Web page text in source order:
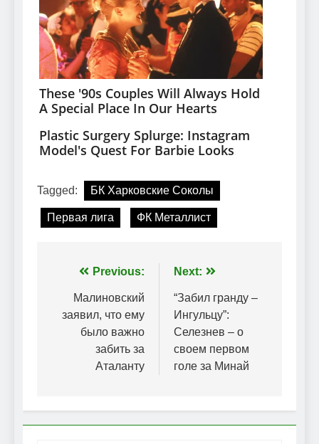
Tagged: БК Харковские Соколы
Первая лига ФК Металлист
Навігація
записів
Previous:
Малиновский
заявил, что ему
было важно
забить за
Аталанту
Next:
“Забил гранду –
Ингульцу”:
Селезнев – о
своем первом
голе за Минай